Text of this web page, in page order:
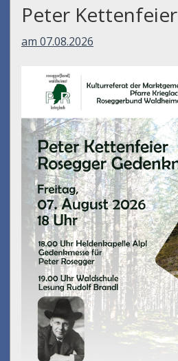
Peter Kettenfeier
am 07.08.2026